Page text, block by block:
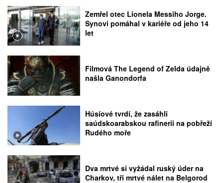
Zemřel otec Lionela Messiho Jorge.
Synovi pomáhal v kariéře od jeho 14
let
Filmová The Legend of Zelda údajně
našla Ganondorfa
Húsíové tvrdí, že zasáhli
saúdskoarabskou rafinerii na pobřeží
Rudého moře
Dva mrtvé si vyžádal ruský úder na
Charkov, tři mrtvé nálet na Belgorod